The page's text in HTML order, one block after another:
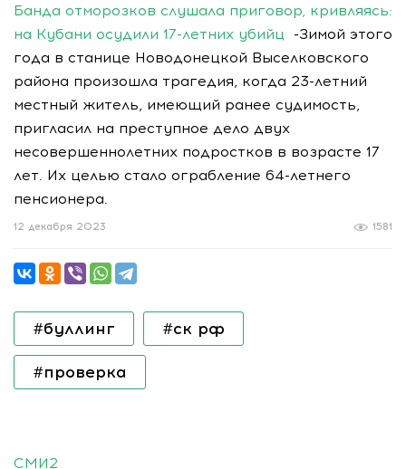
Банда отморозков слушала приговор, кривляясь:
на Кубани осудили 17-летних убийц -Зимой этого
года в станице Новодонецкой Выселковского
района произошла трагедия, когда 23-летний
местный житель, имеющий ранее судимость,
пригласил на преступное дело двух
несовершеннолетних подростков в возрасте 17
лет. Их целью стало ограбление 64-летнего
пенсионера.
1581
12 декабря 2023
#буллинг #ск рф
#проверка
СМИ2